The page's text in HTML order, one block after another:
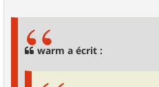
warm a écrit :